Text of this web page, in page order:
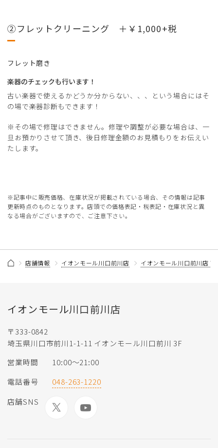
➁フレットクリーニング ＋￥1,000+税
フレット磨き
楽器のチェックも行います！
古い楽器で使えるかどうか分からない、、、という場合にはそ
の場で楽器診断もできます！
※その場で修理はできません。修理や調整が必要な場合は、一
旦お預かりさせて頂き、後日修理金額のお見積もりをお伝えい
たします。
※記事中に販売価格、在庫状況が掲載されている場合、その情報は記事
更新時点のものとなります。店頭での価格表記・税表記・在庫状況と異
なる場合がございますので、ご注意下さい。
店舗情報 イオンモール川口前川店 イオンモール川口前川店
イオンモール川口前川店
〒333-0842
埼玉県川口市前川1-1-11 イオンモール川口前川 3F
営業時間
10:00〜21:00
電話番号
048-263-1220
店舗SNS